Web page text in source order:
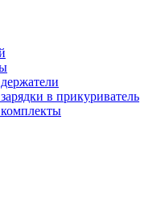
в прикуриватель